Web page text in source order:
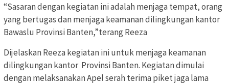
“Sasaran dengan kegiatan ini adalah menjaga tempat, orang
yang bertugas dan menjaga keamanan dilingkungan kantor
Bawaslu Provinsi Banten,”terang Reeza
Dijelaskan Reeza kegiatan ini untuk menjaga keamanan
dilingkungan kantor Provinsi Banten. Kegiatan dimulai
dengan melaksanakan Apel serah terima piket jaga lama